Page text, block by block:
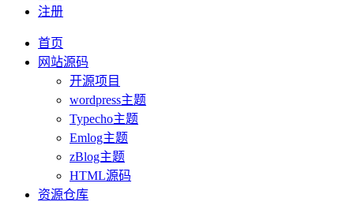
注册
首页
网站源码
开源项目
wordpress主题
Typecho主题
Emlog主题
zBlog主题
HTML源码
资源仓库